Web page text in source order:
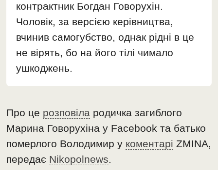
контрактник Богдан Говорухін.
Чоловік, за версією керівництва,
вчинив самогубство, однак рідні в це
не вірять, бо на його тілі чимало
ушкоджень.
Про це розповіла родичка загиблого
Марина Говорухіна у Facebook та батько
померлого Володимир у коментарі ZMINA,
передає Nikopolnews.